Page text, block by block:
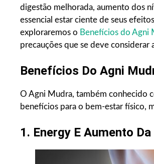
digestão melhorada, aumento dos
essencial estar ciente de seus
exploraremos o Benefícios do Agni
precauções que se deve considerar
Benefícios Do Agni
O Agni Mudra, também conhecido
benefícios para o bem-estar físico,
1. Energy E Aumento